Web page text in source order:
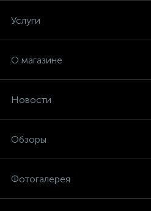
Услуги
О магазине
Новости
Обзоры
Фотогалерея